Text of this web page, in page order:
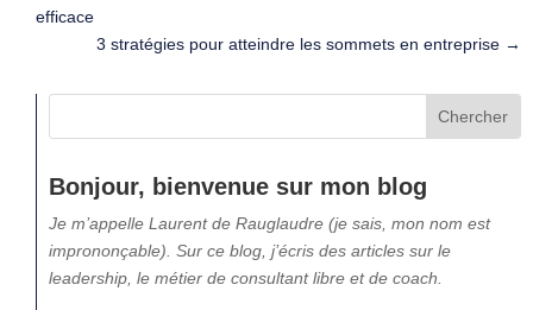
efficace
3 stratégies pour atteindre les sommets en entreprise →
Bonjour, bienvenue sur mon blog
Je m’appelle Laurent de Rauglaudre (je sais, mon nom est
imprononçable). Sur ce blog, j’écris des articles sur le
leadership, le métier de consultant libre et de coach.